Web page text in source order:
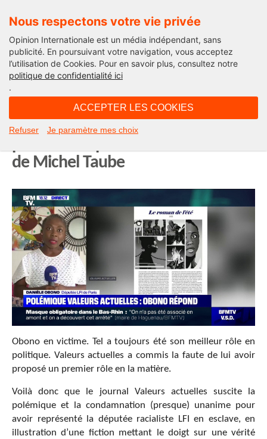
Nous respectons votre vie privée
Opinion Internationale est un média indépendant, sans
publicité. En poursuivant votre navigation, vous acceptez
l’utilisation de Cookies. Pour en savoir plus, consultez notre
politique de confidentialité ici
.
ACCEPTER LES COOKIES
Refuser Je paramètre mes choix
Edito
La victime Obono. Un premier rôle
de Michel Taube
Obono en victime. Tel a toujours été son meilleur rôle en
politique. Valeurs actuelles a commis la faute de lui avoir
proposé un premier rôle en la matière.
Voilà donc que le journal Valeurs actuelles suscite la
polémique et la condamnation (presque) unanime pour
avoir représenté la députée racialiste LFI en esclave, en
illustration d’une fiction mettant le doigt sur une vérité